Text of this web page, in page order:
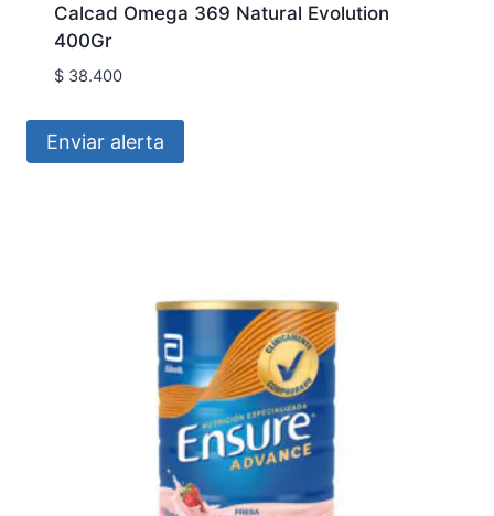
Calcad Omega 369 Natural Evolution
400Gr
$38.400
Enviar alerta